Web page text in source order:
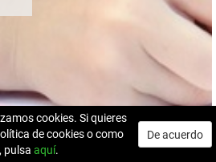
cookies. Si quieres
de cookies o como
pulsa aquí.
De acuerdo